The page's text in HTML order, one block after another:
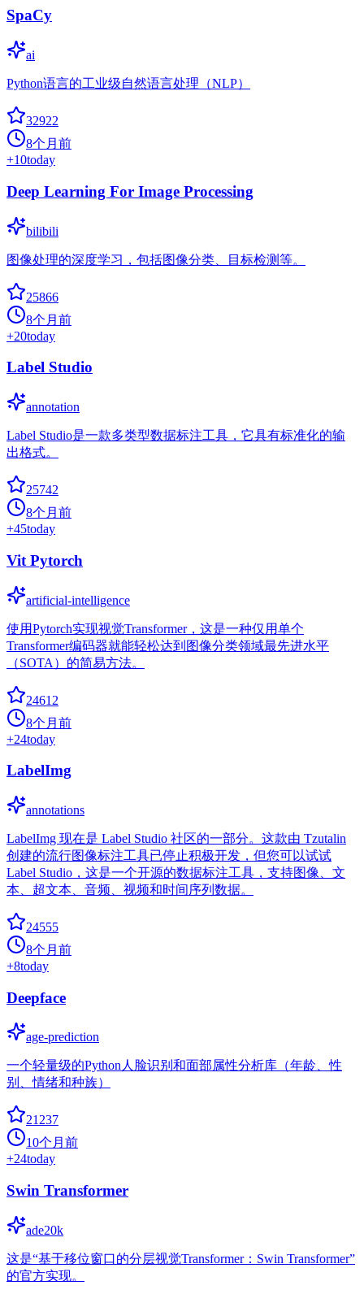
SpaCy
ai
Python语言的工业级自然语言处理（NLP）
32922
8个月前
+10today
Deep Learning For Image Processing
bilibili
图像处理的深度学习，包括图像分类、目标检测等。
25866
8个月前
+20today
Label Studio
annotation
Label Studio是一款多类型数据标注工具，它具有标准化的输
出格式。
25742
8个月前
+45today
Vit Pytorch
artificial-intelligence
使用Pytorch实现视觉Transformer，这是一种仅用单个
Transformer编码器就能轻松达到图像分类领域最先进水平
（SOTA）的简易方法。
24612
8个月前
+24today
LabelImg
annotations
LabelImg 现在是 Label Studio 社区的一部分。这款由 Tzutalin
创建的流行图像标注工具已停止积极开发，但您可以试试
Label Studio，这是一个开源的数据标注工具，支持图像、文
本、超文本、音频、视频和时间序列数据。
24555
8个月前
+8today
Deepface
age-prediction
一个轻量级的Python人脸识别和面部属性分析库（年龄、性
别、情绪和种族）
21237
10个月前
+24today
Swin Transformer
ade20k
这是“基于移位窗口的分层视觉Transformer：Swin Transformer”
的官方实现。